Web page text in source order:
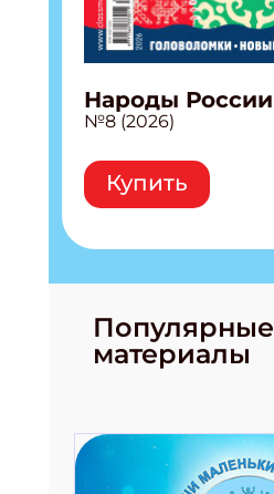
Народы России
№8 (2026)
Купить
Популярные
материалы